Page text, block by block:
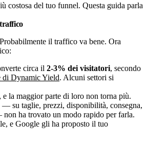
costosa del tuo funnel. Questa guida parla
il traffico va bene. Ora
circa il 2-3% dei visitatori, secondo
di Dynamic Yield. Alcuni settori si
la maggior parte di loro non torna più.
— su taglie, prezzi, disponibilità, consegna,
ha trovato un modo rapido per farla.
e Google gli ha proposto il tuo